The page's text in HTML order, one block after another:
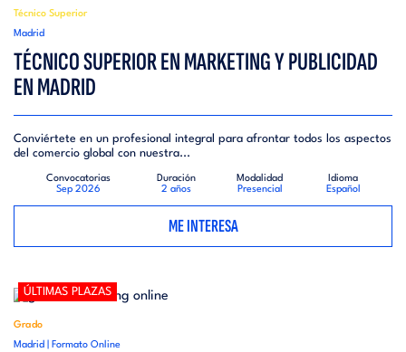
Técnico Superior
Madrid
TÉCNICO SUPERIOR EN MARKETING Y PUBLICIDAD
EN MADRID
Conviértete en un profesional integral para afrontar todos los aspectos
del comercio global con nuestra...
Convocatorias
Sep 2026
Duración
2 años
Modalidad
Presencial
Idioma
Español
ME INTERESA
ÚLTIMAS PLAZAS
Grado
Madrid | Formato Online